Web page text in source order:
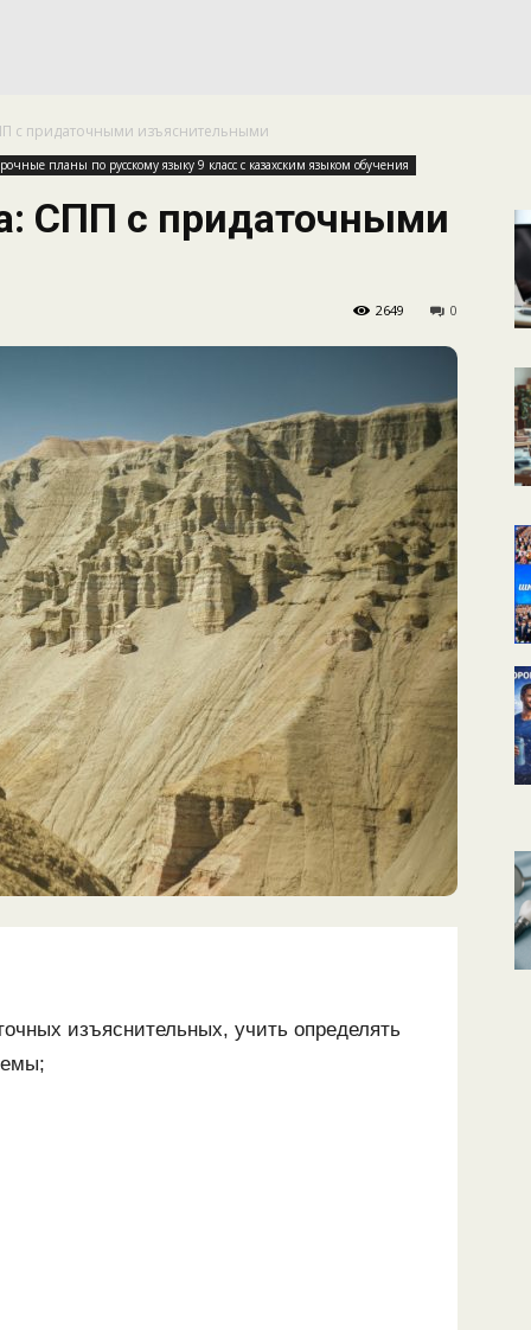
ПЛАНИРОВАНИЕ
с придаточными изъяснительными
планы по русскому языку 9 класс с казахским языком обучения
СПП с придаточными
0
2649
изъяснительных, учить определять